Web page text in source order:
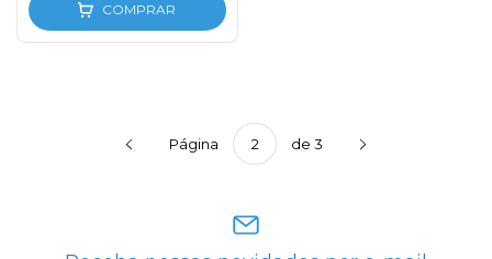
COMPRAR
Página de 3